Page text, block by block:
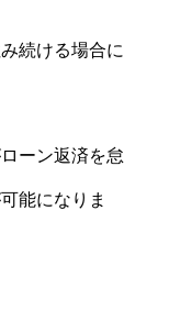
続ける場合に
ーン返済を怠
能になりま